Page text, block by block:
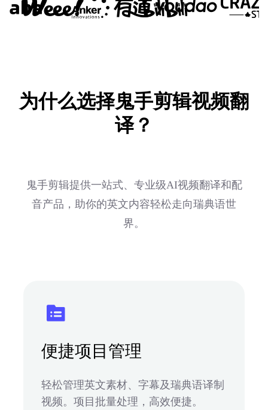
为什么选择鬼手剪辑视频翻
译？
鬼手剪辑提供一站式、专业级AI视频翻译和配
音产品，助你的英文内容轻松走向瑞典语世
界。
便捷项目管理
轻松管理英文素材、字幕及瑞典语译制
视频。项目批量处理，高效便捷。